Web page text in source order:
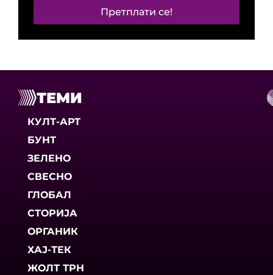
Претплати се!
ТЕМИ
КУЛТ-АРТ
БУНТ
ЗЕЛЕНО
СВЕСНО
ГЛОБАЛ
СТОРИЈА
ОРГАНИК
ХАЈ-ТЕК
ЖОЛТ ТРН